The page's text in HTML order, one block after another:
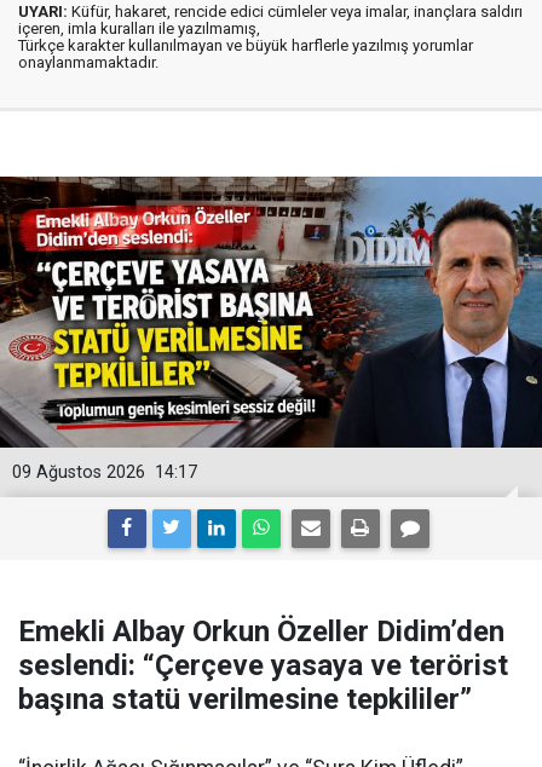
UYARI: Küfür, hakaret, rencide edici cümleler veya imalar, inançlara saldırı
içeren, imla kuralları ile yazılmamış,
Türkçe karakter kullanılmayan ve büyük harflerle yazılmış yorumlar
onaylanmamaktadır.
14:17
09 Ağustos 2026
Emekli Albay Orkun Özeller Didim’den
seslendi: “Çerçeve yasaya ve terörist
başına statü verilmesine tepkililer”